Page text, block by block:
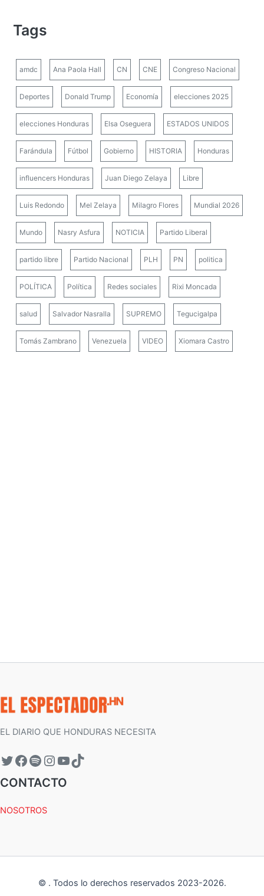
Tags
amdc Ana Paola Hall CN CNE Congreso Nacional
Deportes Donald Trump Economía elecciones 2025
elecciones Honduras Elsa Oseguera ESTADOS UNIDOS
Farándula Fútbol Gobierno HISTORIA Honduras
influencers Honduras Juan Diego Zelaya Libre
Luis Redondo Mel Zelaya Milagro Flores Mundial 2026
Mundo Nasry Asfura NOTICIA Partido Liberal
partido libre Partido Nacional PLH PN politica
POLÍTICA Política Redes sociales Rixi Moncada
salud Salvador Nasralla SUPREMO Tegucigalpa
Tomás Zambrano Venezuela VIDEO Xiomara Castro
EL DIARIO QUE HONDURAS NECESITA
CONTACTO
NOSOTROS
© . Todos lo derechos reservados 2023-2026.